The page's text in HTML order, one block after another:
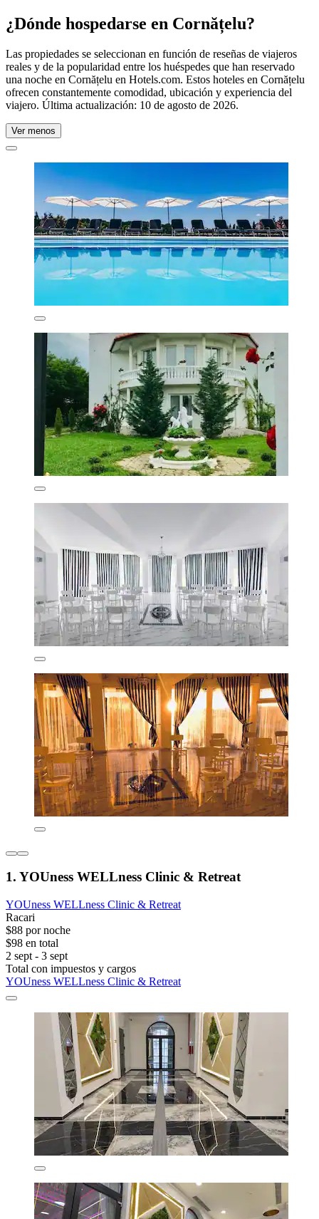
¿Dónde hospedarse en Cornățelu?
Las propiedades se seleccionan en función de reseñas de viajeros
reales y de la popularidad entre los huéspedes que han reservado
una noche en Cornățelu en Hotels.com. Estos hoteles en Cornățelu
ofrecen constantemente comodidad, ubicación y experiencia del
viajero. Última actualización: 10 de agosto de 2026.
Ver menos
1. YOUness WELLness Clinic & Retreat
YOUness WELLness Clinic & Retreat
Racari
$88 por noche
$98 en total
2 sept - 3 sept
Total con impuestos y cargos
YOUness WELLness Clinic & Retreat